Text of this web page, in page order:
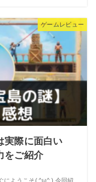
ゲームレビュー
実際に面白い
をご紹介
にようこそ( ^ω^ ) 今回紹